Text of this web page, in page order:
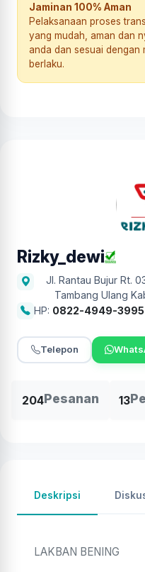
Jaminan 100% Aman
Pelaksanaan proses
yang mudah, aman dan
anda dan sesuai dengan
berlaku.
Rizky_dewi
Jl. Rantau Bujur Rt.
Tambang Ulang
HP: 0822-4949-3995
Telepon
204Pesanan 13
Deskripsi
LAKBAN BENING